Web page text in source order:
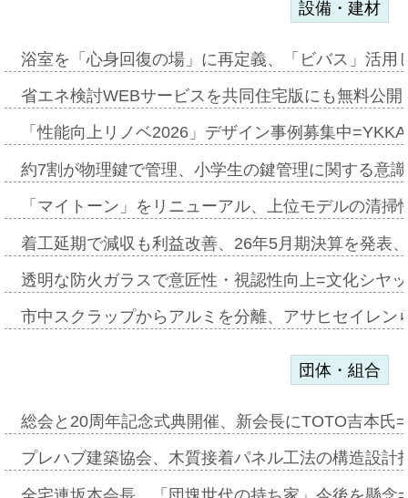
設備・建材
浴室を「心身回復の場」に再定義、「ビバス」活
省エネ検討WEBサービスを共同住宅版にも無料公
「性能向上リノベ2026」デザイン事例募集中
約7割が物理鍵で管理、小学生の鍵管理に関する意
「マイトーン」をリニューアル、上位モデルの清
着工延期で減収も利益改善、26年5月期決算を発表
透明な防火ガラスで意匠性・視認性向上=文化シヤ
市中スクラップからアルミを分離、アサヒセイレ
団体・組合
総会と20周年記念式典開催、新会長にTOTO吉本氏
プレハブ建築協会、木質接着パネル工法の構造設